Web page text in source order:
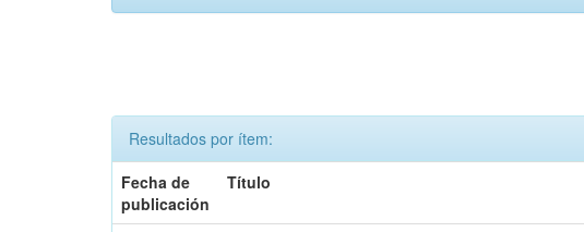
Resultados por ítem:
Fecha de
publicación
Título